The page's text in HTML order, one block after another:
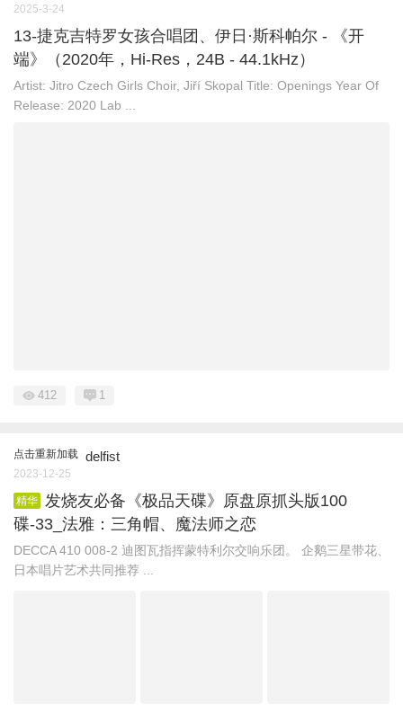
2025-3-24
13-捷克吉特罗女孩合唱团、伊日·斯科帕尔 - 《开
端》（2020年，Hi-Res，24B - 44.1kHz）
Artist: Jitro Czech Girls Choir, Jiří Skopal Title: Openings Year Of
Release: 2020 Lab ...
412 1
点击重新加载 delfist
2023-12-25
精华
发烧友必备《极品天碟》原盘原抓头版100
碟-33_法雅：三角帽、魔法师之恋
DECCA 410 008-2 迪图瓦指挥蒙特利尔交响乐团。 企鹅三星带花、
日本唱片艺术共同推荐 ...